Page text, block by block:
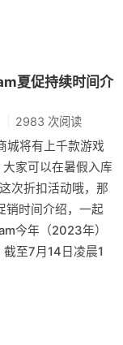
夏促持续时间介
2983 次阅读
将有上千款游戏
家可以在暑假入库
次折扣活动哦，那
销时间介绍，一起
今年（2023年）
至7月14日凌晨1